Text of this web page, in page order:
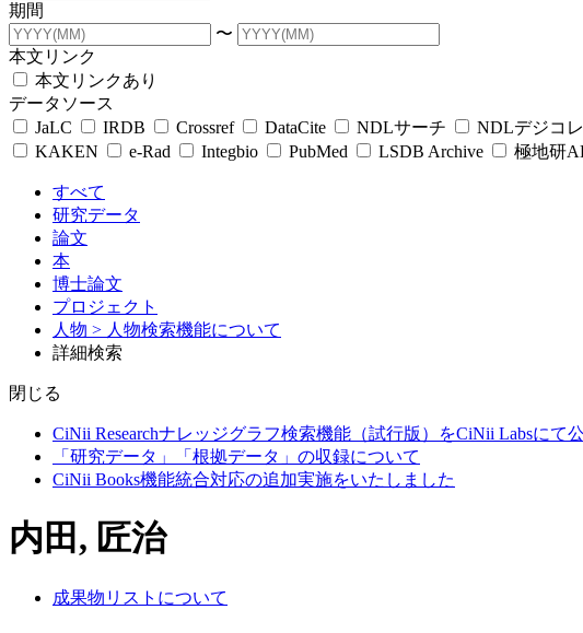
期間
〜
本文リンク
本文リンクあり
データソース
JaLC
IRDB Crossref DataCite NDLサーチ NDLデジコ
KAKEN
e-Rad Integbio PubMed LSDB Archive 極地研
すべて
研究データ
論文
本
博士論文
プロジェクト
人物 > 人物検索機能について
詳細検索
閉じる
CiNii Researchナレッジグラフ検索機能（試行版）をCiNii Labsにて
「研究データ」「根拠データ」の収録について
CiNii Books機能統合対応の追加実施をいたしました
内田, 匠治
成果物リストについて